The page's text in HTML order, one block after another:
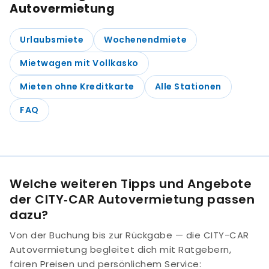
Autovermietung
Urlaubsmiete
Wochenendmiete
Mietwagen mit Vollkasko
Mieten ohne Kreditkarte
Alle Stationen
FAQ
Welche weiteren Tipps und Angebote
der CITY‑CAR Autovermietung passen
dazu?
Von der Buchung bis zur Rückgabe — die CITY-CAR
Autovermietung begleitet dich mit Ratgebern,
fairen Preisen und persönlichem Service: